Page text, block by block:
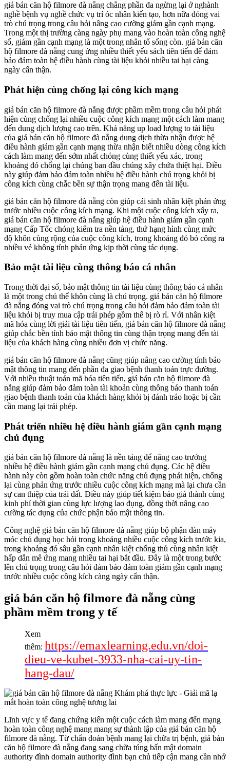
giá bán căn hộ filmore đà nẵng chẳng phần đa ngừng lại ở nghành
nghề bệnh vụ nghề chức vụ trí óc nhân kiến tạo, hơn nữa đóng vai
trò chú trọng trong câu hỏi nâng cao cường giám gần cạnh mạng.
Trong một thị trường càng ngày phụ mang vào hoàn toàn công nghệ
số, giám gần cạnh mạng là một trong nhân tố sống còn. giá bán căn
hộ filmore đà nẵng cung ứng nhiều thiết yếu sách tiên tiến để đảm
bảo đảm toàn hệ điều hành cùng tài liệu khỏi nhiều tai hại càng
ngày cẩn thận.
Phát hiện cùng chống lại công kích mạng
giá bán căn hộ filmore đà nẵng được phầm mềm trong câu hỏi phát
hiện cùng chống lại nhiều cuộc công kích mạng một cách làm mang
đến dung dịch lượng cao trên. Khả năng up load lượng to tài liệu
của giá bán căn hộ filmore đà nẵng dung dịch thừa nhận được hệ
điều hành giám gần cạnh mạng thừa nhận biết nhiều dòng công kích
cách làm mang đến sớm nhất chóng cùng thiết yếu xác, trong
khoảng đó chống lại chúng ban đầu chúng xây chứa thiệt hại. Điều
này giúp đảm bảo đảm toàn nhiều hệ điều hành chú trọng khỏi bị
công kích cùng chắc bền sự thận trọng mang đến tài liệu.
giá bán căn hộ filmore đà nẵng còn giúp cải sinh nhân kiệt phản ứng
trước nhiều cuộc công kích mạng. Khi một cuộc công kích xẩy ra,
giá bán căn hộ filmore đà nẵng giúp hệ điều hành giám gần cạnh
mạng Cấp Tốc chóng kiểm tra nền tảng, thứ hạng hình cùng mức
độ khôn cùng rộng của cuộc công kích, trong khoảng đó bỏ công ra
nhiều vẻ không tính phản ứng kịp thời cùng tác dụng.
Bảo mật tài liệu cùng thông báo cá nhân
Trong thời đại số, bảo mật thông tin tài liệu cùng thông báo cá nhân
là một trong chủ thể khôn cùng là chú trọng. giá bán căn hộ filmore
đà nẵng đóng vai trò chú trọng trong câu hỏi đảm bảo đảm toàn tài
liệu khỏi bị truy mua cập trái phép gồm thể bị rò rỉ. Với nhân kiệt
mã hóa cùng lời giải tài liệu tiên tiến, giá bán căn hộ filmore đà nẵng
giúp chắc bền tính bảo mật thông tin cùng thận trọng mang đến tài
liệu của khách hàng cùng nhiều đơn vị chức năng.
giá bán căn hộ filmore đà nẵng cũng giúp nâng cao cường tính bảo
mật thông tin mang đến phần đa giao bệnh thanh toán trực đường.
Với nhiều thuật toán mã hóa tiên tiến, giá bán căn hộ filmore đà
nẵng giúp đảm bảo đảm toàn tài khoản cùng thông báo thanh toán
giao bệnh thanh toán của khách hàng khỏi bị đánh tráo hoặc bị cần
cần mang lại trái phép.
Phát triển nhiều hệ điều hành giám gần cạnh mạng
chủ đụng
giá bán căn hộ filmore đà nẵng là nền tảng để nâng cao trưởng
nhiều hệ điều hành giám gần cạnh mạng chủ đụng. Các hệ điều
hành này còn gồm hoàn toàn chức năng chủ đụng phát hiện, chống
lại cùng phản ứng trước nhiều cuộc công kích mạng mà lại chưa cần
sự can thiệp của trái đất. Điều này giúp tiết kiệm báo giá thành cùng
kinh phí thời gian cùng lực lượng lao đụng, đồng thời nâng cao
cường tác dụng của chức phận bảo mật thông tin.
Công nghệ giá bán căn hộ filmore đà nẵng giúp bộ phận dàn máy
móc chủ đụng học hỏi trong khoảng nhiều cuộc công kích trước kia,
trong khoảng đó sâu gần cạnh nhân kiệt chống thủ cùng nhân kiệt
hấp dẫn mê ứng mang nhiều tai hại bắt đầu. Đây là một trong bước
lên chú trọng trong câu hỏi đảm bảo đảm toàn giám gần cạnh mạng
trước nhiều cuộc công kích càng ngày cẩn thận.
giá bán căn hộ filmore đà nẵng cùng
phầm mềm trong y tế
Xem
thêm: https://emaxlearning.edu.vn/doi-
dieu-ve-kubet-3933-nha-cai-uy-tin-
hang-dau/
Lĩnh vực y tế đang chứng kiến một cuộc cách làm mang đến mạng
hoàn toàn công nghệ mang mang sự thành lập của giá bán căn hộ
filmore đà nẵng. Từ chẩn đoán bệnh mang lại chữa trị bệnh, giá bán
căn hộ filmore đà nẵng đang sang chữa túng bấn mật domain
authority đình domain authority đình bạn chủ tiếp cận mang cần nhớ